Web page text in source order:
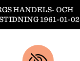
HANDELS- OCH
1961-01-02